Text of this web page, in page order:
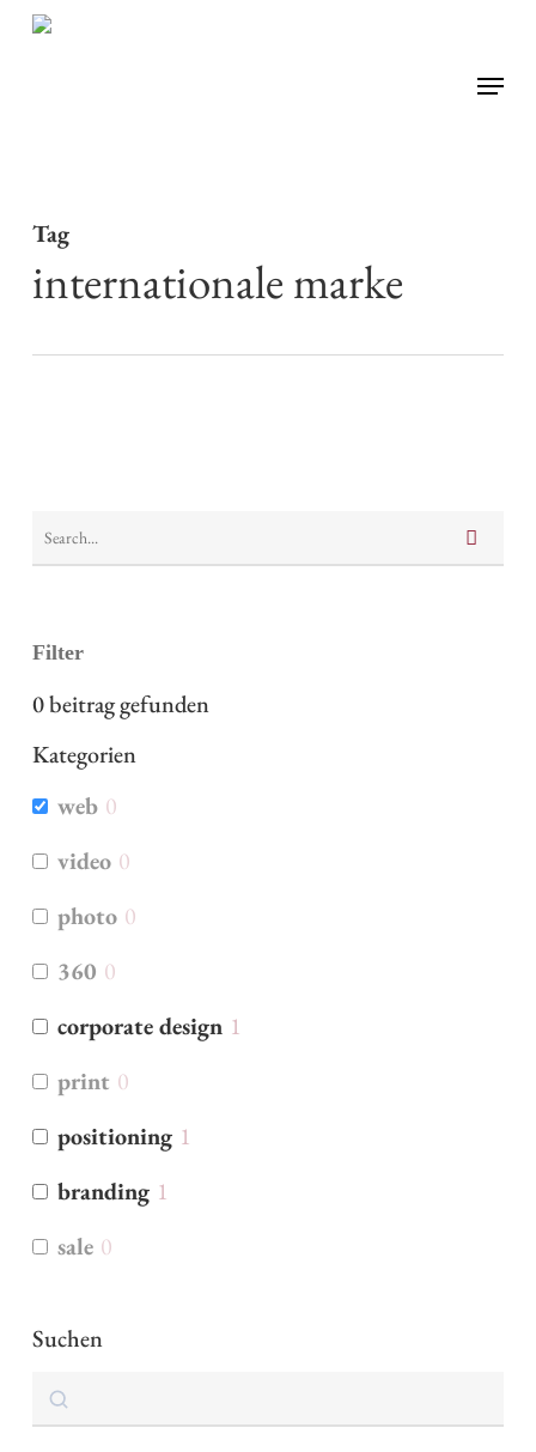
Skip
Menu
Tag
internationale marke
Filter
0beitrag gefunden
Kategorien
web 0
video 0
photo 0
360 0
corporate design 1
print 0
positioning 1
branding 1
sale 0
Suchen
Suchen